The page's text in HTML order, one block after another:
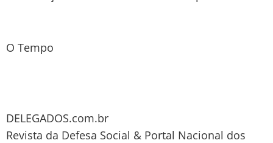
O Tempo
DELEGADOS.com.br
Revista da Defesa Social & Portal Nacional dos